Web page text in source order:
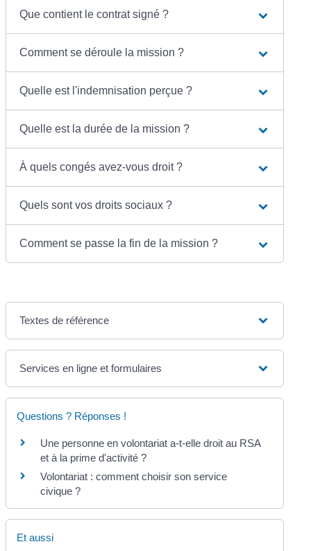
Que contient le contrat signé ?
Comment se déroule la mission ?
Quelle est l'indemnisation perçue ?
Quelle est la durée de la mission ?
À quels congés avez-vous droit ?
Quels sont vos droits sociaux ?
Comment se passe la fin de la mission ?
Textes de référence
Services en ligne et formulaires
Questions ? Réponses !
Une personne en volontariat a-t-elle droit au RSA
et à la prime d'activité ?
Volontariat : comment choisir son service
civique ?
Et aussi